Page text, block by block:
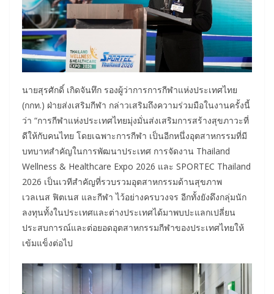
นายสุรศักดิ์ เกิดจันทึก รองผู้ว่าการการกีฬาแห่งประเทศไทย
(กกท.) ฝ่ายส่งเสริมกีฬา กล่าวเสริมถึงความร่วมมือในงานครั้งนี้
ว่า “การกีฬาแห่งประเทศไทยมุ่งมั่นส่งเสริมการสร้างสุขภาวะที่
ดีให้กับคนไทย โดยเฉพาะการกีฬา เป็นอีกหนึ่งอุตสาหกรรมที่มี
บทบาทสำคัญในการพัฒนาประเทศ การจัดงาน Thailand
Wellness & Healthcare Expo 2026 และ SPORTEC Thailand
2026 เป็นเวทีสำคัญที่รวบรวมอุตสาหกรรมด้านสุขภาพ
เวลเนส ฟิตเนส และกีฬา ไว้อย่างครบวงจร อีกทั้งยังดึงกลุ่มนัก
ลงทุนทั้งในประเทศและต่างประเทศได้มาพบปะแลกเปลี่ยน
ประสบการณ์และต่อยอดอุตสาหกรรมกีฬาของประเทศไทยให้
เข้มแข็งต่อไป